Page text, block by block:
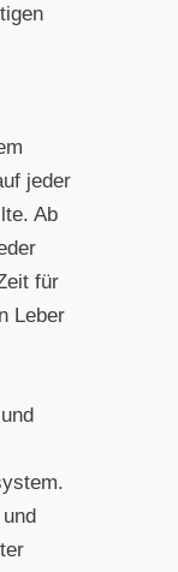
jeder
Ab
für
Leber